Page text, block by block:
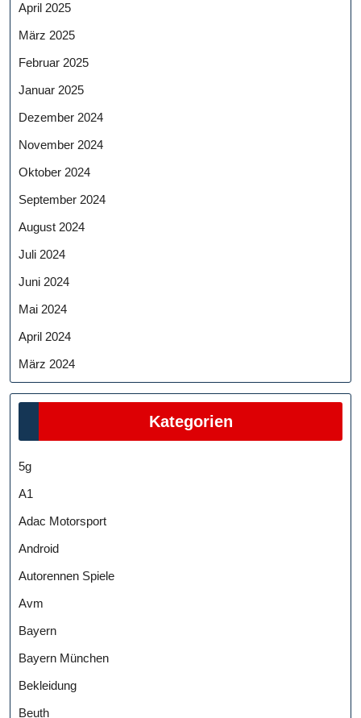
April 2025
März 2025
Februar 2025
Januar 2025
Dezember 2024
November 2024
Oktober 2024
September 2024
August 2024
Juli 2024
Juni 2024
Mai 2024
April 2024
März 2024
Kategorien
5g
A1
Adac Motorsport
Android
Autorennen Spiele
Avm
Bayern
Bayern München
Bekleidung
Beuth